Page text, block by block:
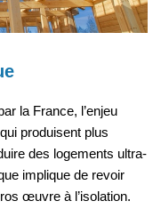
la France, l’enjeu
produisent plus
des logements ultra-
implique de revoir
œuvre à l’isolation.